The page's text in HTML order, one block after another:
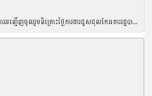
សេចក្តីជូនដំណឹង ស្តីពីការអញ្ជើញចូលរួមពិគ្រោះថ្លៃការងារជួសជុលកែអគាររដ្ឋបាល និងកែលម្អសត្តឃាតដ្ឋានគំរូ ចំនួន០១កន្លែងរបស់អគ្គនាយកដ្ឋានសុខភាពសត្វ និងផលិតកម្មសត្វ សម្រាប់ឆ្នាំ២០២១